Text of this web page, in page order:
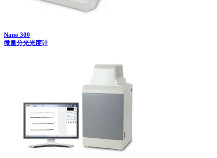
Nano 300
微量分光光度计